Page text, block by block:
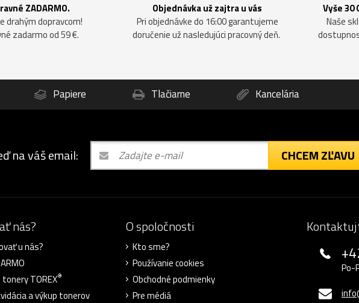
ZADARMO.
drahým dopravcom!
zadarmo od 59 €.
Objednávka už zajtra u vás
Pri objednávke do 16:00 garantujeme
doručenie už nasledujúci pracovný deň.
Vyše 30
Naše
Papiere Tlačiarne Kancelária
na váš email: CHCEM ZĽAVU
nás?
u nás?
TOREX®
a výkup tonerov
O spoločnosti
Kto sme?
Používanie cookies
Obchodné podmienky
Pre médiá
Po-